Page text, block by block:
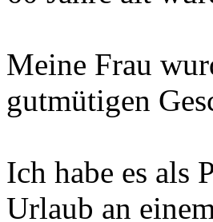
Meine Frau
gutmütigen
Ich habe es als
Urlaub an